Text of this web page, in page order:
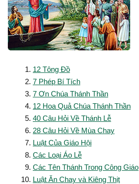
12 Tông Đồ
7 Phép Bí Tích
7 Ơn Chúa Thánh Thần
12 Hoa Quả Chúa Thánh Thần
40 Câu Hỏi Về Thánh Lễ
28 Câu Hỏi Về Mùa Chay
Luật Của Giáo Hội
Các Loại Áo Lễ
Các Tên Thánh Trong Công Giáo
Luật Ăn Chay và Kiêng Thịt